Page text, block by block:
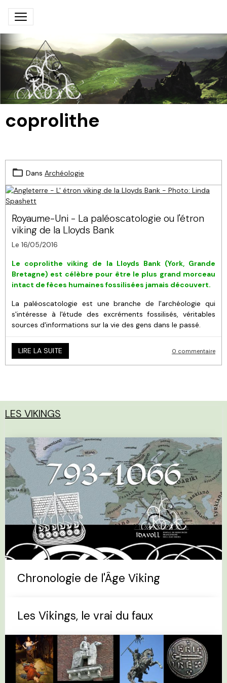
coprolithe
Dans Archéologie
Royaume-Uni - La paléoscatologie ou l'étron
viking de la Lloyds Bank
Le 16/05/2016
Le coprolithe viking de la Lloyds Bank (York, Grande
Bretagne) est célèbre pour être le plus grand morceau
intact de fèces humaines fossilisées jamais découvert.
La paléoscatologie est une branche de l'archéologie qui
s'intéresse à l'étude des excréments fossilisés, véritables
sources d'informations sur la vie des gens dans le passé.
LIRE LA SUITE 0 commentaire
LES VIKINGS
Chronologie de l'Âge Viking
Les Vikings, le vrai du faux